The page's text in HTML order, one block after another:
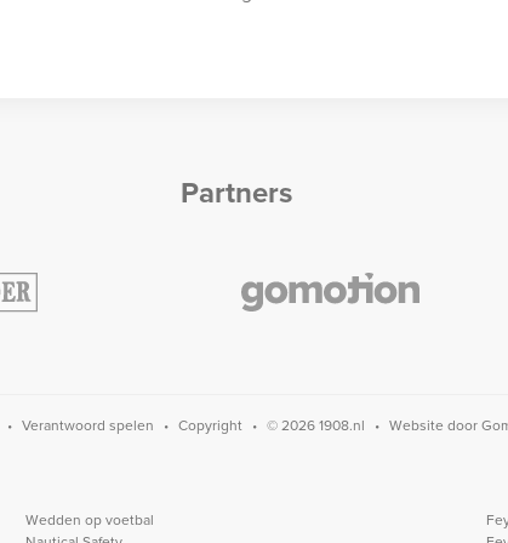
Partners
Verantwoord spelen Copyright © 2026 1908.nl Website door
Wedden op voetbal